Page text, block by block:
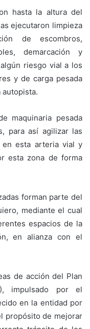
hasta la altura del
ejecutaron limpieza
de escombros,
demarcación y
riesgo vial a los
y de carga pesada
autopista.
maquinaria pesada
para así agilizar las
esta arteria vial y
esta zona de forma
forman parte del
mediante el cual
espacios de la
en alianza con el
de acción del Plan
impulsado por el
en la entidad por
propósito de mejorar